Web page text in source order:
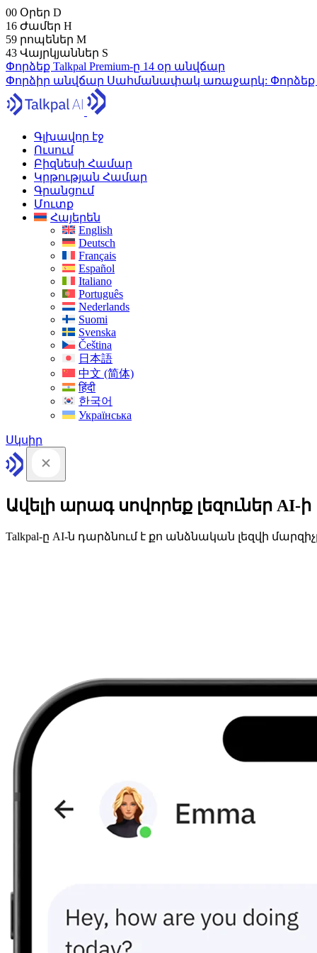
00 Օրեր D
16 Ժամեր H
59 րոպեներ M
42 Վայրկյաններ S
Փորձեք Talkpal Premium-ը 14 օր անվճար
Փորձիր անվճար Սահմանափակ առաջարկ:
Գլխավոր էջ
Ուսում
Բիզնեսի Համար
Կրթության Համար
Գրանցում
Մուտք
Հայերեն
English
Deutsch
Français
Español
Italiano
Português
Nederlands
Suomi
Svenska
Čeština
日本語
中文 (简体)
हिंदी
한국어
Українська
Սկսիր
Ավելի արագ սովորեք լեզուներ AI-ի
Talkpal-ը AI-ն դարձնում է քո անձնական լեզվի